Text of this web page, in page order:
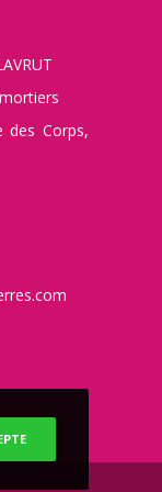
des Corps,